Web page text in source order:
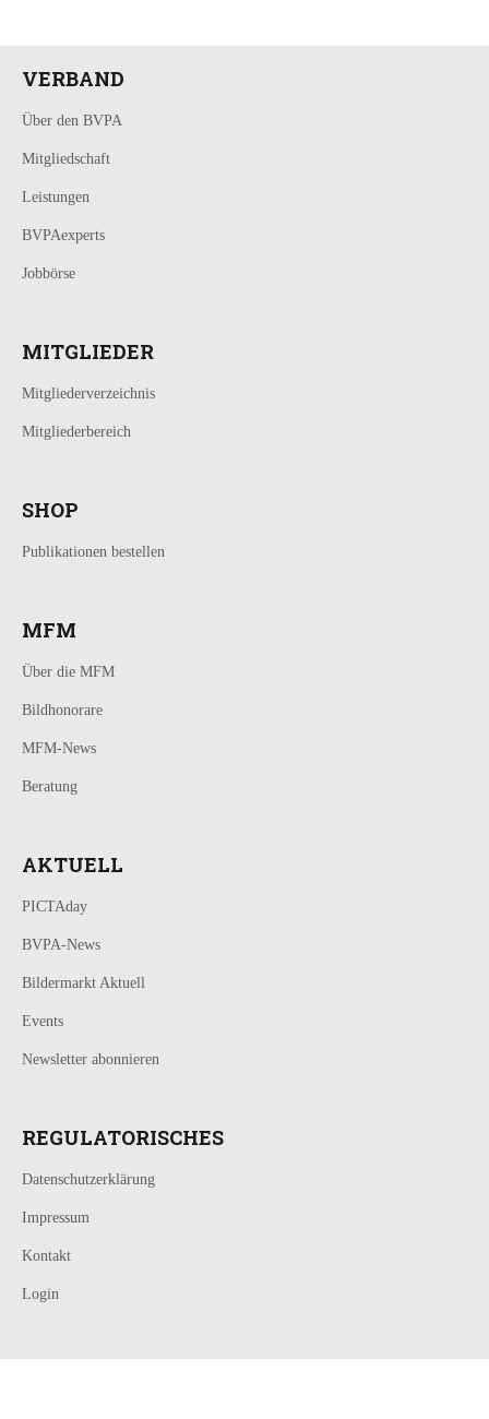
VERBAND
Über den BVPA
Mitgliedschaft
Leistungen
BVPAexperts
Jobbörse
MITGLIEDER
Mitgliederverzeichnis
Mitgliederbereich
SHOP
Publikationen bestellen
MFM
Über die MFM
Bildhonorare
MFM-News
Beratung
AKTUELL
PICTAday
BVPA-News
Bildermarkt Aktuell
Events
Newsletter abonnieren
REGULATORISCHES
Datenschutzerklärung
Impressum
Kontakt
Login